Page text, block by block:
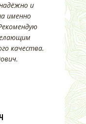
и
именно
качества.